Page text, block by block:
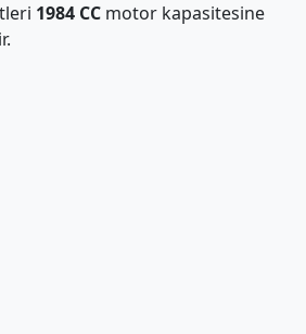
1984 CC motor kapasitesine